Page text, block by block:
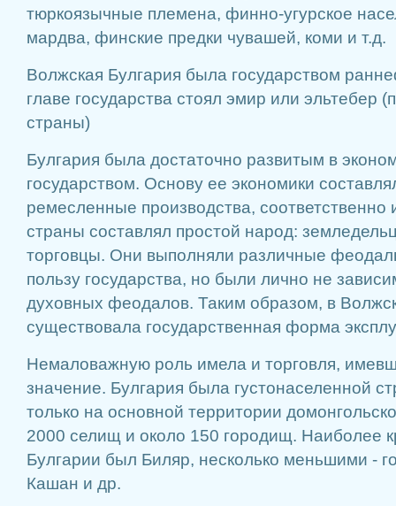
тюркоязычные племена, финно-угурское
мардва, финские предки чувашей, коми и т.д.
Волжская Булгария была государством
главе государства стоял эмир или эльтебер
страны)
Булгария была достаточно развитым в
государством. Основу ее экономики
ремесленные производства, соответственно
страны составлял простой народ:
торговцы. Они выполняли различные
пользу государства, но были лично не
духовных феодалов. Таким образом, в
существовала государственная форма
Немаловажную роль имела и торговля,
значение. Булгария была густонаселенной
только на основной территории
2000 селищ и около 150 городищ. Наиболее
Булгарии был Биляр, несколько меньшими -
Кашан и др.